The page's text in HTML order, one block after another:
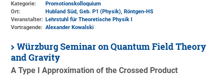
Kategorie:
Promotionskolloquium
Ort:
Hubland Süd, Geb. P1 (Physik), Röntgen-HS
Veranstalter: Lehrstuhl für Theoretische Physik I
Vortragende: Alexander Kowalski
Würzburg Seminar on Quantum Field Theory
and Gravity
A Type I Approximation of the Crossed Product